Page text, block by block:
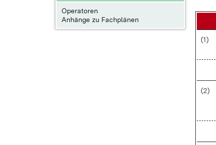
Operatoren
Anhänge zu Fachplänen
(1)
(2)